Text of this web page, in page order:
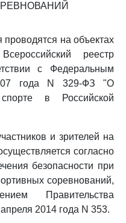
на объектах
реестр
с Федеральным
года N 329-ФЗ "О
в Российской
и зрителей на
согласно
безопасности при
соревнований,
Правительства
2014 года N 353.